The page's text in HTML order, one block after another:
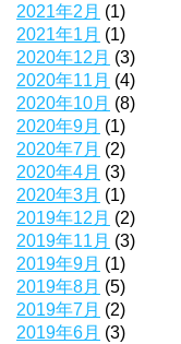
2021年2月 (1)
2021年1月 (1)
2020年12月 (3)
2020年11月 (4)
2020年10月 (8)
2020年9月 (1)
2020年7月 (2)
2020年4月 (3)
2020年3月 (1)
2019年12月 (2)
2019年11月 (3)
2019年9月 (1)
2019年8月 (5)
2019年7月 (2)
2019年6月 (3)